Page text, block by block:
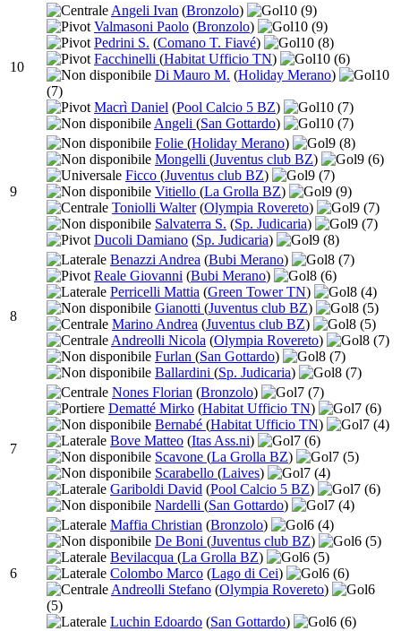
10
Angeli Ivan (Bronzolo) 10 (9)
Valmasoni Paolo (Bronzolo) 10 (9)
Pedrini S. (Comano T. Fiavé) 10 (8)
Facchinelli (Habitat Ufficio TN) 10 (6)
Di Mauro M. (Holiday Merano)
10
(7)
Macrì Daniel (Pool Calcio 5 BZ) 10 (7)
Angeli (San Gottardo) 10 (7)
9
Folie (Holiday Merano) 9 (8)
Mongelli (Juventus club BZ) 9 (6)
Ficco (Juventus club BZ) 9 (7)
Vitiello (La Grolla BZ) 9 (9)
Toniolli Walter (Olympia Rovereto) 9 (7)
Salvaterra S. (Sp. Judicaria) 9 (7)
Ducoli Damiano (Sp. Judicaria) 9 (8)
8
Benazzi Andrea (Bubi Merano) 8 (7)
Reale Giovanni (Bubi Merano) 8 (6)
Perricelli Mattia (Green Tower TN) 8 (4)
Gianotti (Juventus club BZ) 8 (5)
Marino Andrea (Juventus club BZ) 8 (5)
Andreolli Nicola (Olympia Rovereto) 8 (7)
Furlan (San Gottardo) 8 (7)
Ballardini (Sp. Judicaria) 8 (7)
7
Nones Florian (Bronzolo) 7 (7)
Dematté Mirko (Habitat Ufficio TN) 7 (6)
Bernabé (Habitat Ufficio TN) 7 (4)
Bove Matteo (Itas Ass.ni) 7 (6)
Scavone (La Grolla BZ) 7 (5)
Scarabello (Laives) 7 (4)
Gariboldi David (Pool Calcio 5 BZ) 7 (6)
Nardelli (San Gottardo) 7 (4)
6
Maffia Christian (Bronzolo) 6 (4)
De Boni (Juventus club BZ) 6 (5)
Bevilacqua (La Grolla BZ) 6 (5)
Colombo Marco (Lago di Cei) 6 (6)
Andreolli Stefano (Olympia Rovereto)
6
(5)
Luchin Edoardo (San Gottardo) 6 (6)